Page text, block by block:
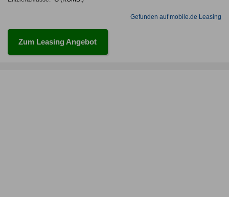
Gefunden auf mobile.de Leasing
Zum Leasing Angebot